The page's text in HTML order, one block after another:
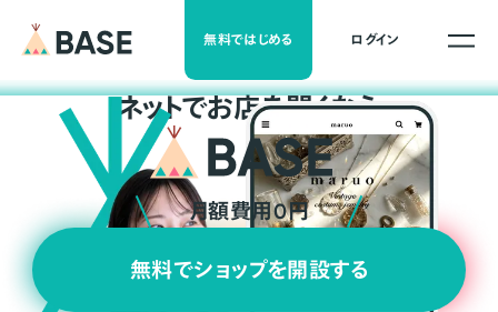
無料ではじめる ログイン
ネットでお店を開くなら
月額費用0円
無料でショップを開設する